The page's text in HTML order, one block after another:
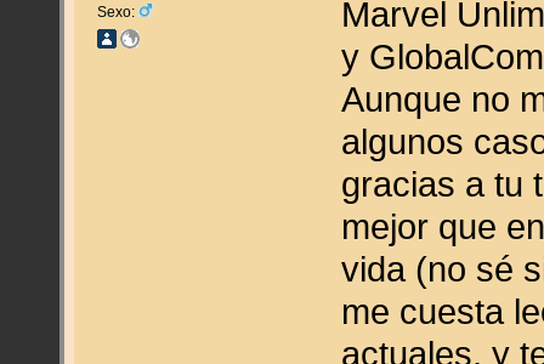
Sexo:
Marvel
y
Aunque no
algunos
gracias a tu
mejor que
vida (no sé
me cuesta
actuales, y